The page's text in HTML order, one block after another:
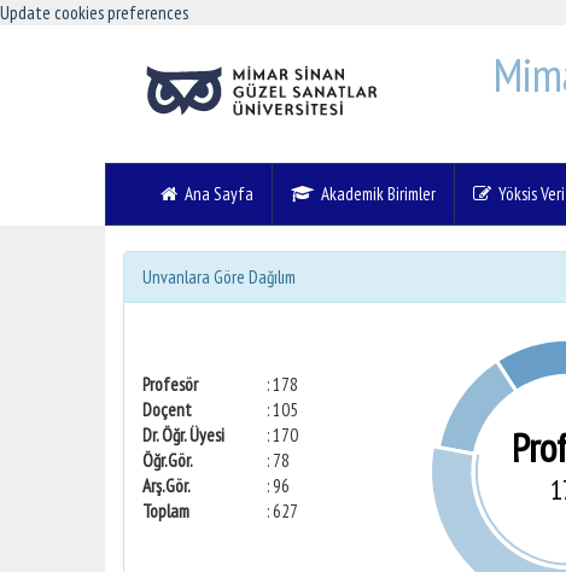
Update cookies preferences
Ana Sayfa Akademik Birimler Yöksis
Unvanlara Göre Dağılım
Profesör
: 178
Doçent
: 105
Dr. Öğr. Üyesi
: 170
Öğr.Gör.
: 78
Arş.Gör.
: 96
Toplam
: 627